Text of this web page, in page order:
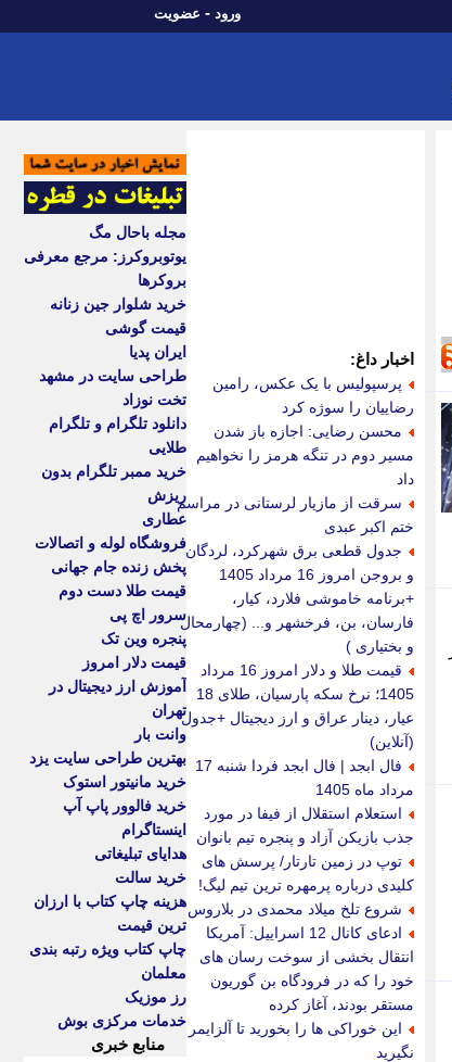
ورود - عضویت
اخبار داغ:
پرسپولیس با یک عکس، رامین
رضاییان را سوژه کرد
محسن رضایی: اجازه باز شدن
مسیر دوم در تنگه هرمز را نخواهیم
داد
سرقت از مازیار لرستانی در مراسم
ختم اکبر عبدی
جدول قطعی برق شهرکرد، لردگان
و بروجن امروز 16 مرداد 1405
+برنامه خاموشی فلارد، کیار،
فارسان، بن، فرخشهر و... (چهارمحال
و بختیاری )
قیمت طلا و دلار امروز 16 مرداد
1405؛ نرخ سکه پارسیان، طلای 18
عیار، دینار عراق و ارز دیجیتال +جدول
(آنلاین)
فال ابجد | فال ابجد فردا شنبه 17
مرداد ماه 1405
استعلام استقلال از فیفا در مورد
جذب بازیکن آزاد و پنجره تیم بانوان
توپ در زمین تارتار/ پرسش های
کلیدی درباره پرمهره ترین تیم لیگ!
شروع تلخ میلاد محمدی در بلاروس
ادعای کانال 12 اسراییل: آمریکا
انتقال بخشی از سوخت رسان های
خود را که در فرودگاه بن گوریون
مستقر بودند، آغاز کرده
این خوراکی ها را بخورید تا آلزایمر
نگیرید
مجله باحال مگ
یوتوبروکرز: مرجع معرفی
بروکرها
خرید شلوار جین زنانه
قیمت گوشی
ایران پدیا
طراحی سایت در مشهد
تخت نوزاد
دانلود تلگرام و تلگرام
طلایی
خرید ممبر تلگرام بدون
ریزش
عطاری
فروشگاه لوله و اتصالات
پخش زنده جام جهانی
قیمت طلا دست دوم
سرور اچ پی
پنجره وین تک
قیمت دلار امروز
آموزش ارز دیجیتال در
تهران
وانت بار
بهترین طراحی سایت یزد
خرید مانیتور استوک
خرید فالوور پاپ آپ
اینستاگرام
هدایای تبلیغاتی
خرید سالت
هزینه چاپ کتاب با ارزان
ترین قیمت
چاپ کتاب ویژه رتبه بندی
معلمان
رز موزیک
خدمات مرکزی بوش
منابع خبری